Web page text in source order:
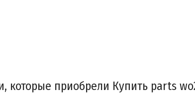
которые приобрели Купить parts